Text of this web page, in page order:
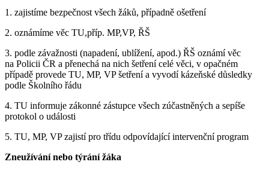
1. zajistíme bezpečnost všech žáků, případně ošetření
2. oznámíme věc TU,příp. MP,VP, ŘŠ
3. podle závažnosti (napadení, ublížení, apod.) ŘŠ oznámí věc
na Policii ČR a přenechá na nich šetření celé věci, v opačném
případě provede TU, MP, VP šetření a vyvodí kázeňské důsledky
podle Školního řádu
4. TU informuje zákonné zástupce všech zúčastněných a sepíše
protokol o události
5. TU, MP, VP zajistí pro třídu odpovídající intervenční program
Zneužívání nebo týrání žáka